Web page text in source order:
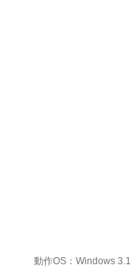
動作OS：Windows 3.1